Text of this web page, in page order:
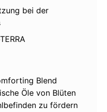
bei der
Blend
Öle von Blüten
zu fördern